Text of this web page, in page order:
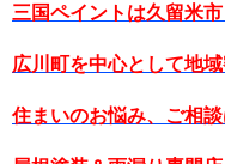
三国ペイントは久留米
広川町を中心として地域
住まいのお悩み、ご相談